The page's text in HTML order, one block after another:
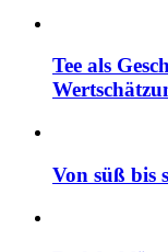
Tee als
Von süß bis